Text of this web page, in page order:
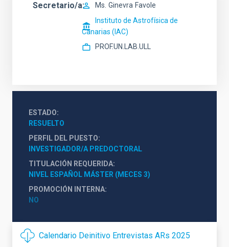
Secretario/a Ms. Ginevra Favole
Instituto de Astrofísica de
Canarias (IAC)
PROF.UN.LAB.ULL
ESTADO
RESUELTO
PERFIL DEL PUESTO
INVESTIGADOR/A PREDOCTORAL
TITULACIÓN REQUERIDA
NIVEL ESPAÑOL MÁSTER (MECES 3)
PROMOCIÓN INTERNA
NO
Calendario Deinitivo Entrevistas ARs 2025